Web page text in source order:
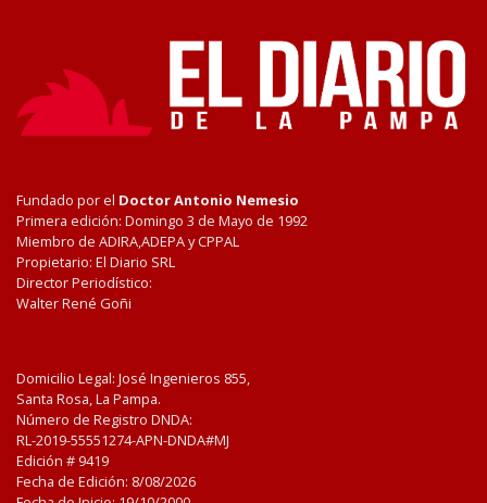
Fundado por el Doctor Antonio Nemesio
Primera edición: Domingo 3 de Mayo de 1992
Miembro de ADIRA,ADEPA y CPPAL
Propietario: El Diario SRL
Director Periodístico:
Walter René Goñi
Domicilio Legal: José Ingenieros 855,
Santa Rosa, La Pampa.
Número de Registro DNDA:
RL-2019-55551274-APN-DNDA#MJ
Edición # 9419
Fecha de Edición: 8/08/2026